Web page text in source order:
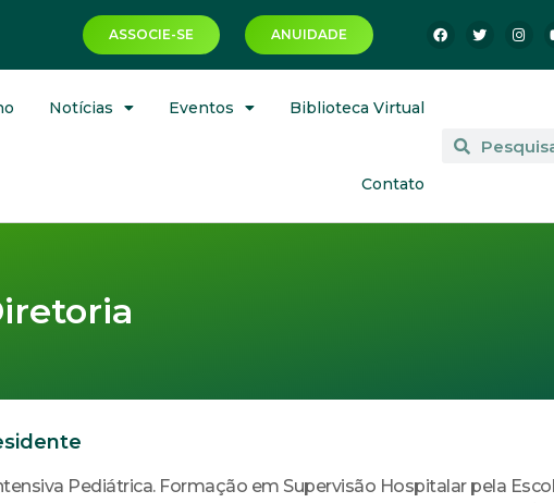
ASSOCIE-SE ANUIDADE
Notícias Eventos Biblioteca Virtual
Contato
Pediátrica. Formação em Supervisão Hospitalar pela